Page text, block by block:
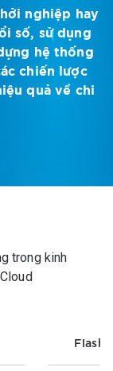
nghiệp hay
số, sử dụng
hệ thống
chiến lược
quả về chi
trong kinh
Flash